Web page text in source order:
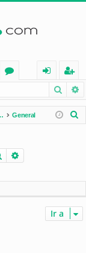
os
nt
ifi
e
eg
ist
ra
(España) General
r
Buscar
Ir a